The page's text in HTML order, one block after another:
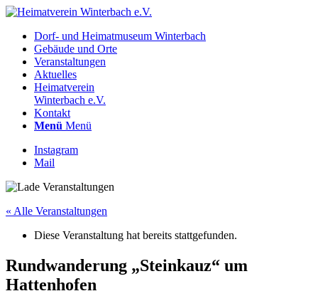
Dorf- und Heimatmuseum Winterbach
Gebäude und Orte
Veranstaltungen
Aktuelles
Heimatverein
Winterbach e.V.
Kontakt
Menü Menü
Instagram
Mail
« Alle Veranstaltungen
Diese Veranstaltung hat bereits stattgefunden.
Rundwanderung „Steinkauz“ um
Hattenhofen